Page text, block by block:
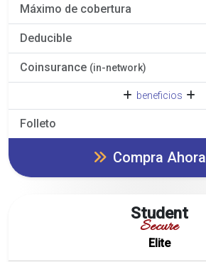
Máximo de cobertura
Deducible
Coinsurance (in-network)
beneficios
Folleto
Compra Ahora
Student
Secure
Elite